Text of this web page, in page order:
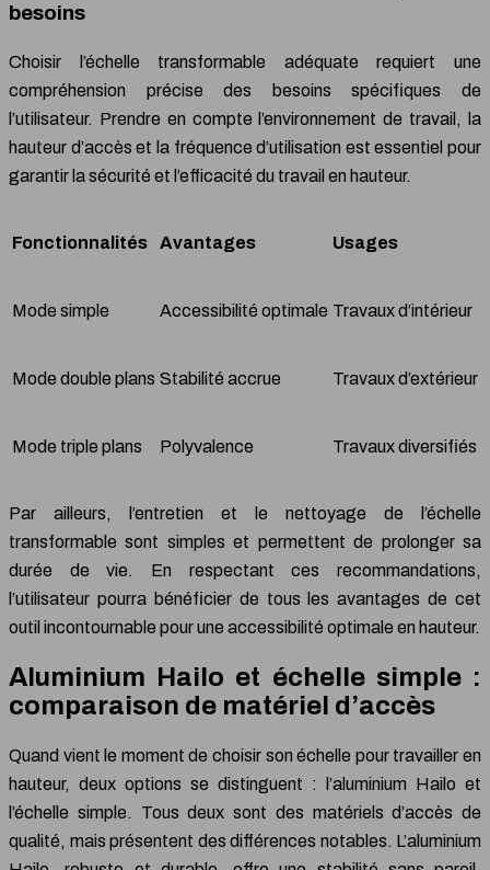
besoins
Choisir l’échelle transformable adéquate requiert une
compréhension précise des besoins spécifiques de
l’utilisateur. Prendre en compte l’environnement de travail, la
hauteur d’accès et la fréquence d’utilisation est essentiel pour
garantir la sécurité et l’efficacité du travail en hauteur.
Fonctionnalités Avantages Usages
Mode simple Accessibilité optimale Travaux d’intérieur
Mode double plans Stabilité accrue Travaux d’extérieur
Mode triple plans Polyvalence Travaux diversifiés
Par ailleurs, l’entretien et le nettoyage de l’échelle
transformable sont simples et permettent de prolonger sa
durée de vie. En respectant ces recommandations,
l’utilisateur pourra bénéficier de tous les avantages de cet
outil incontournable pour une accessibilité optimale en hauteur.
Aluminium Hailo et échelle simple :
comparaison de matériel d’accès
Quand vient le moment de choisir son échelle pour travailler en
hauteur, deux options se distinguent : l’aluminium Hailo et
l’échelle simple. Tous deux sont des matériels d’accès de
qualité, mais présentent des différences notables. L’aluminium